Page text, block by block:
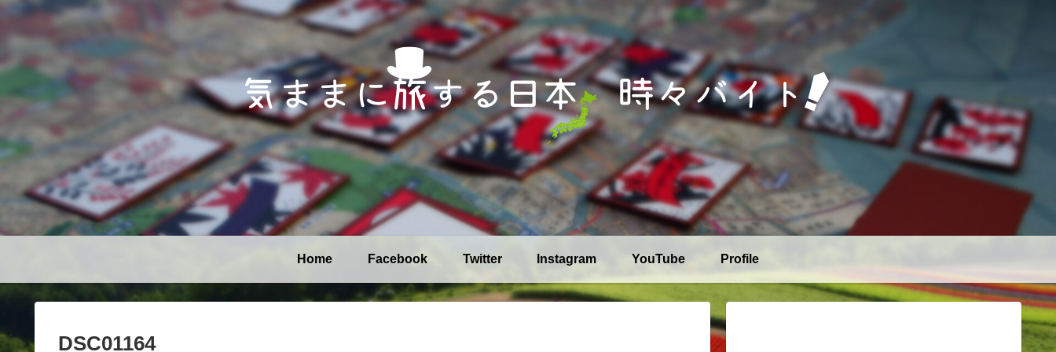
Home Facebook Twitter Instagram YouTube Profile
DSC01164